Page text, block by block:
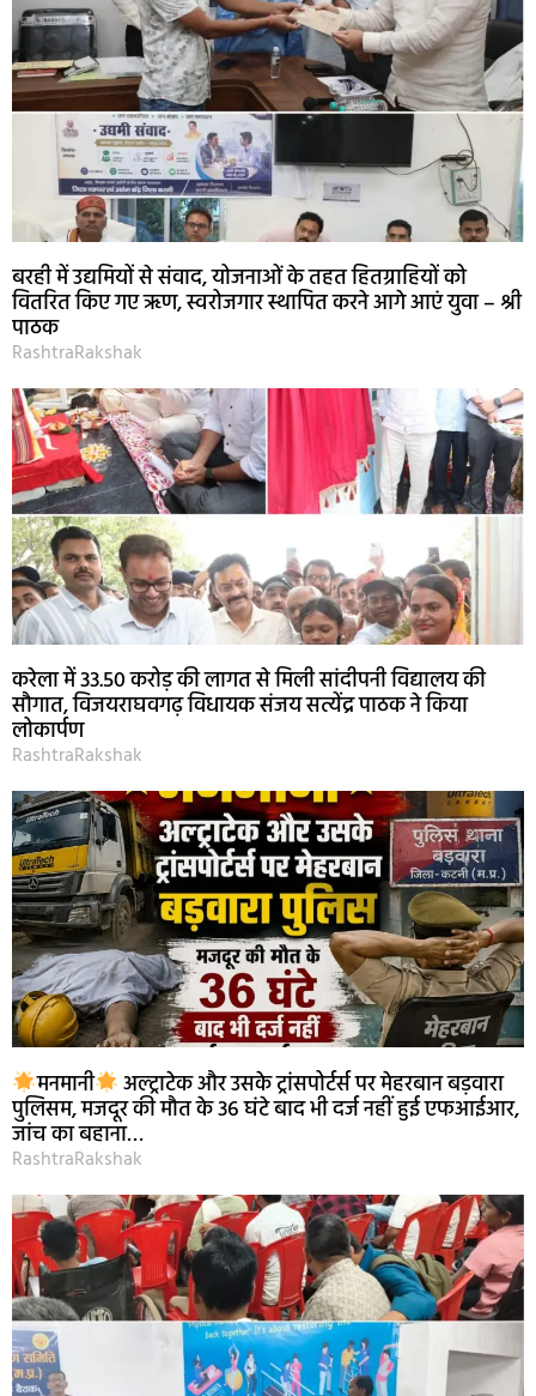
बरही में उद्यमियों से संवाद, योजनाओं के तहत हितग्राहियों को
वितरित किए गए ऋण, स्वरोजगार स्थापित करने आगे आएं युवा – श्री
पाठक
RashtraRakshak
करेला में 33.50 करोड़ की लागत से मिली सांदीपनी विद्यालय की
सौगात, विजयराघवगढ़ विधायक संजय सत्येंद्र पाठक ने किया
लोकार्पण
RashtraRakshak
मनमानी अल्ट्राटेक और उसके ट्रांसपोर्टर्स पर मेहरबान बड़वारा
पुलिसम, मजदूर की मौत के 36 घंटे बाद भी दर्ज नहीं हुई एफआईआर,
जांच का बहाना…
RashtraRakshak